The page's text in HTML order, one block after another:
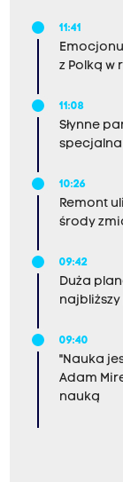
11:41
z Polką w
11:08
Słynne
10:26
Remont
środy
09:42
Duża
09:40
"Nauka
Adam
nauką